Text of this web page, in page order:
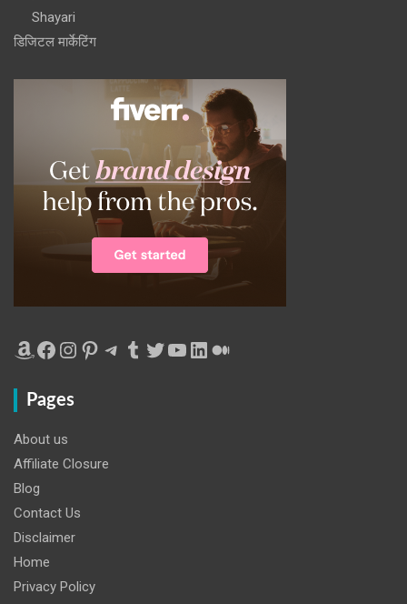
Shayari
डिजिटल मार्केटिंग
Amazon
Facebook
Instagram
Pinterest
Telegram
Tumblr
Twitter
YouTube
LinkedIn
Medium
Pages
About us
Affiliate Closure
Blog
Contact Us
Disclaimer
Home
Privacy Policy